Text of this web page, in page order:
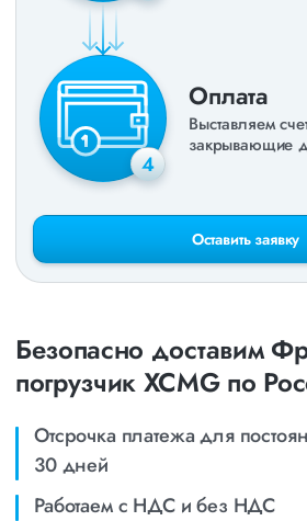
4
Оплата
Выставляем
закрывающие
Оставить заявку
Безопасно доставим
погрузчик XCMG по
Отсрочка платежа для
30 дней
Работаем с НДС и без НДС